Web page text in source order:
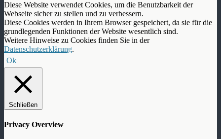
Diese Website verwendet Cookies, um die Benutzbarkeit der
Webseite sicher zu stellen und zu verbessern.
Diese Cookies werden in Ihrem Browser gespeichert, da sie für die
grundlegenden Funktionen der Website wesentlich sind.
Weitere Hinweise zu Cookies finden Sie in der
Datenschutzerklärung.
Ok
Schließen
Privacy Overview